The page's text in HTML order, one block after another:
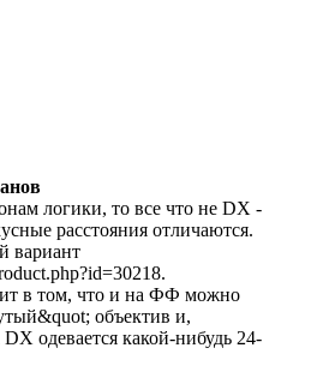
логики, то все что не DX -
расстояния отличаются.
вариант
в том, что и на ФФ можно
объектив и,
одевается какой-нибудь 24-